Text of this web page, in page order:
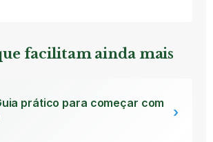
facilitam ainda mais
prático para começar com
›